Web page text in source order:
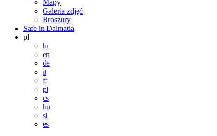
Mapy
Galeria zdjęć
Broszury
Safe in Dalmatia
pl
hr
en
de
it
fr
pl
cs
hu
sl
es